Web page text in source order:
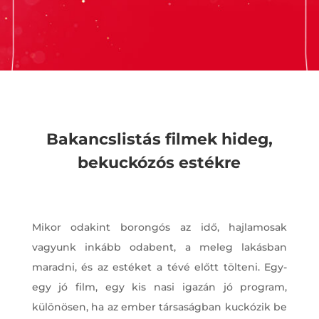
Bakancslistás filmek hideg,
bekuckózós estékre
Mikor odakint borongós az idő, hajlamosak
vagyunk inkább odabent, a meleg lakásban
maradni, és az estéket a tévé előtt tölteni. Egy-
egy jó film, egy kis nasi igazán jó program,
különösen, ha az ember társaságban kuckózik be